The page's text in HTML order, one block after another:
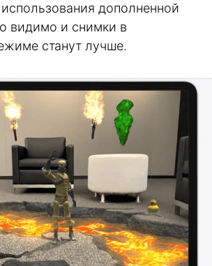
дополненной
видимо и снимки в
станут лучше.